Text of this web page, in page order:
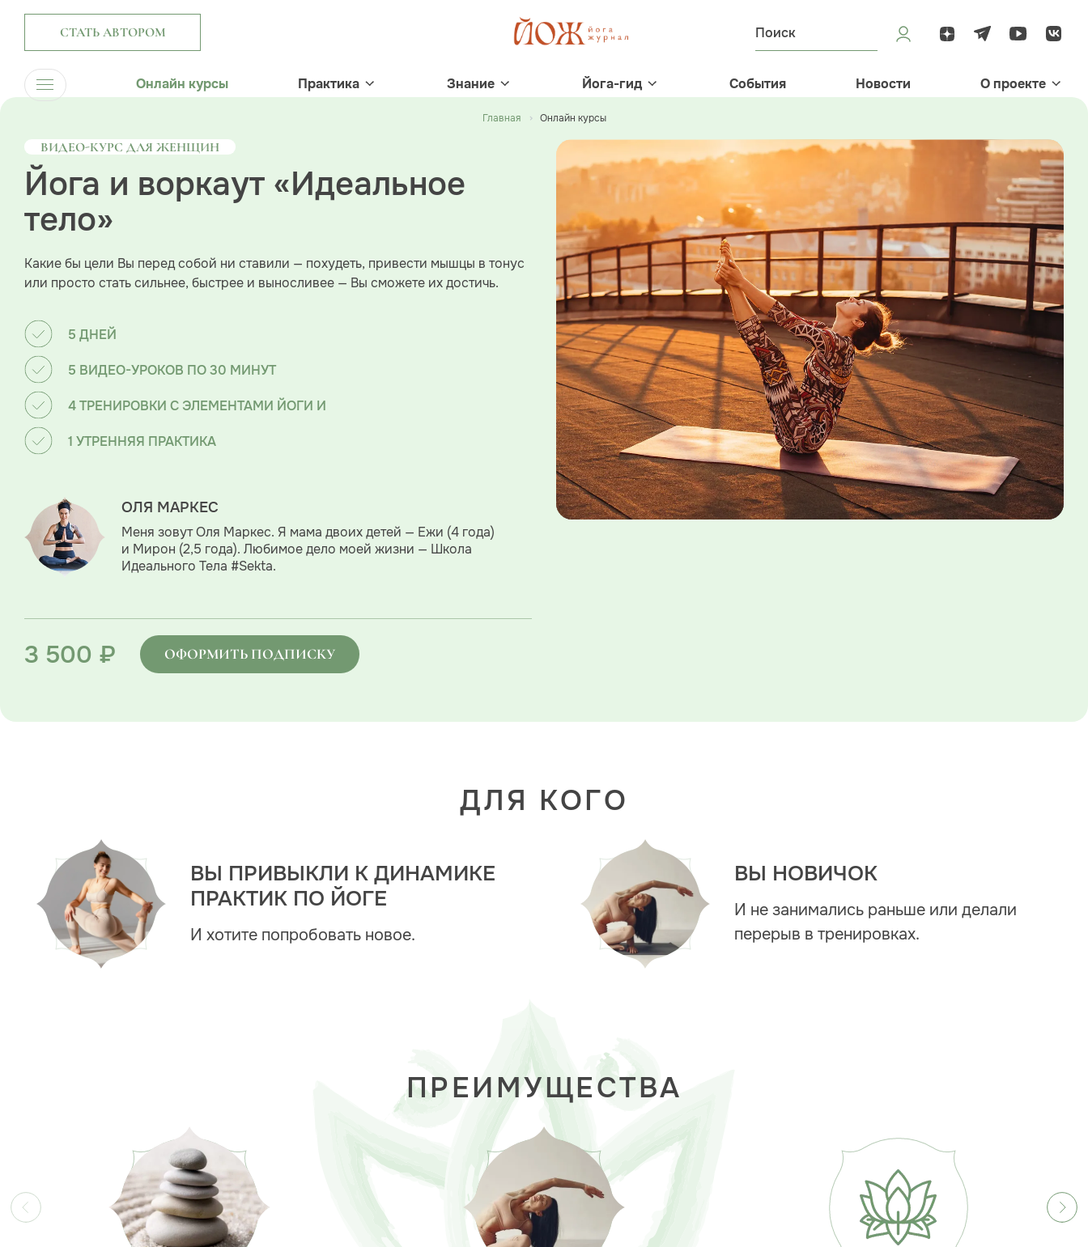
СТАТЬ АВТОРОМ
Онлайн курсы Практика Знание Йога-гид События Новости О проекте
Главная Онлайн курсы
ВИДЕО-КУРС ДЛЯ ЖЕНЩИН
Йога и воркаут «Идеальное
тело»
Какие бы цели Вы перед собой ни ставили — похудеть, привести мышцы в тонус
или просто стать сильнее, быстрее и выносливее — Вы сможете их достичь.
5 ДНЕЙ
5 ВИДЕО-УРОКОВ ПО 30 МИНУТ
4 ТРЕНИРОВКИ С ЭЛЕМЕНТАМИ ЙОГИ И
1 УТРЕННЯЯ ПРАКТИКА
ОЛЯ МАРКЕС
Меня зовут Оля Маркес. Я мама двоих детей — Ежи (4 года)
и Мирон (2,5 года). Любимое дело моей жизни — Школа
Идеального Тела #Sekta.
3 500 ₽ ОФОРМИТЬ ПОДПИСКУ
ДЛЯ КОГО
ВЫ ПРИВЫКЛИ К ДИНАМИКЕ
ПРАКТИК ПО ЙОГЕ
И хотите попробовать новое.
ВЫ НОВИЧОК
И не занимались раньше или делали
перерыв в тренировках.
ПРЕИМУЩЕСТВА